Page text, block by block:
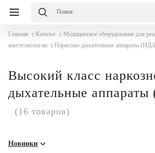
Главная Каталог
Медицинское оборудование для
анестезиологии
Наркозно-дыхательные аппараты
Высокий класс
дыхательные аппараты
(16 товаров)
Новинки